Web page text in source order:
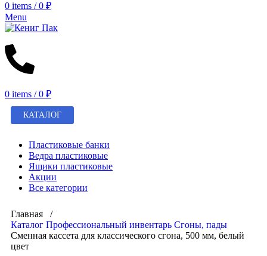
0 items / 0 ₽
Menu
0 items / 0 ₽
КАТАЛОГ
Пластиковые банки
Ведра пластиковые
Ящики пластиковые
Акции
Все категории
Главная /
Каталог Профессиональный инвентарь Сгоны, пады
Сменная кассета для классического сгона, 500 мм, белый
цвет